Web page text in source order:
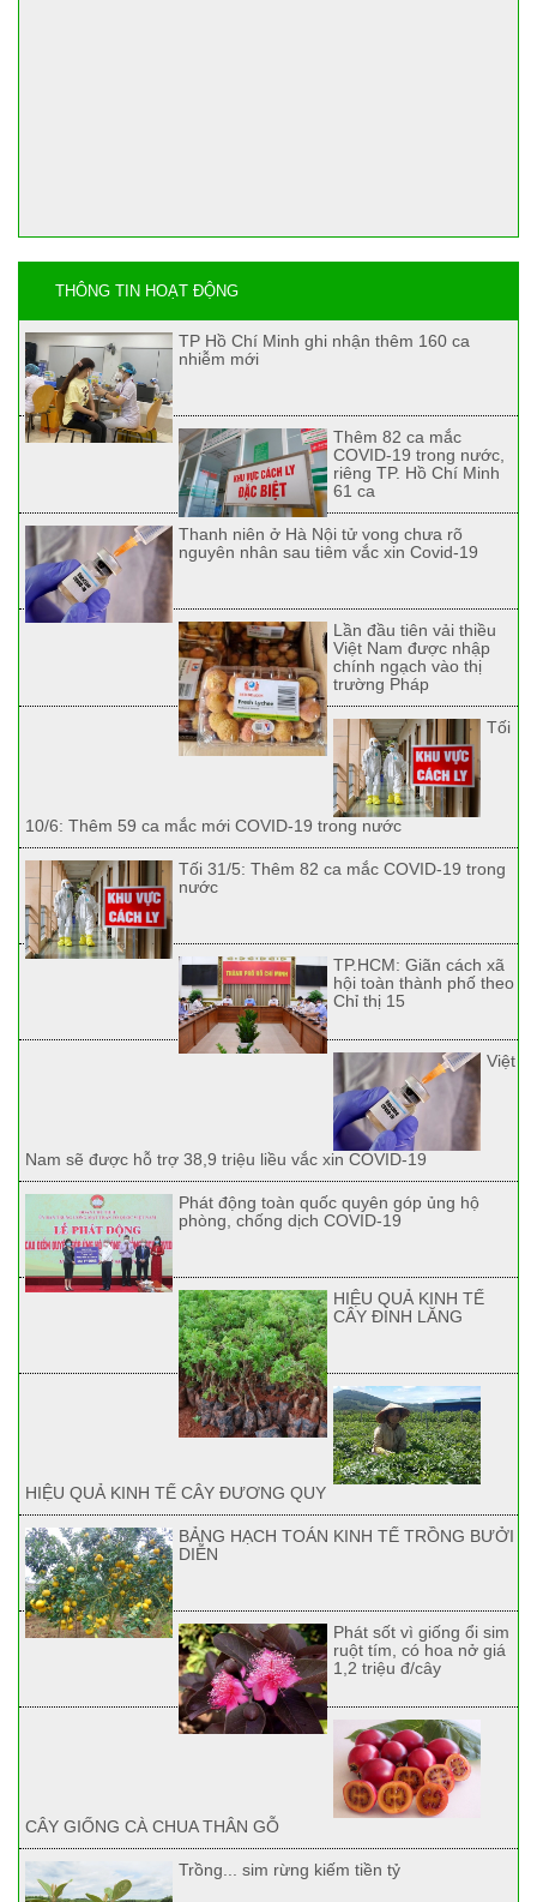
THÔNG TIN HOẠT ĐỘNG
TP Hồ Chí Minh ghi nhận thêm 160 ca
nhiễm mới
Thêm 82 ca mắc
COVID-19 trong nước,
riêng TP. Hồ Chí Minh
61 ca
Thanh niên ở Hà Nội tử vong chưa rõ
nguyên nhân sau tiêm vắc xin Covid-19
Lần đầu tiên vải thiều
Việt Nam được nhập
chính ngạch vào thị
trường Pháp
Tối
10/6: Thêm 59 ca mắc mới COVID-19 trong nước
Tối 31/5: Thêm 82 ca mắc COVID-19 trong
nước
TP.HCM: Giãn cách xã
hội toàn thành phố theo
Chỉ thị 15
Việt
Nam sẽ được hỗ trợ 38,9 triệu liều vắc xin COVID-19
Phát động toàn quốc quyên góp ủng hộ
phòng, chống dịch COVID-19
HIỆU QUẢ KINH TẾ
CÂY ĐINH LĂNG
HIỆU QUẢ KINH TẾ CÂY ĐƯƠNG QUY
BẢNG HẠCH TOÁN KINH TẾ TRỒNG BƯỞI
DIỄN
Phát sốt vì giống ổi sim
ruột tím, có hoa nở giá
1,2 triệu đ/cây
CÂY GIỐNG CÀ CHUA THÂN GỖ
Trồng... sim rừng kiếm tiền tỷ